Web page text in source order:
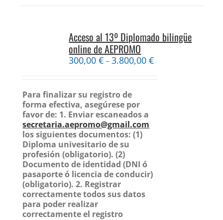
Acceso al 13º Diplomado bilingüe
online de AEPROMO
300,00€–3.800,00€
Para finalizar su registro de
forma efectiva, asegúrese por
favor de: 1. Enviar escaneados a
secretaria.aepromo@gmail.com
los siguientes documentos:(1)
Diploma univesitario de su
profesión (obligatorio).(2)
Documento de identidad (DNI ó
pasaporte ó licencia de conducir)
(obligatorio). 2. Registrar
correctamente todos sus datos
para poder realizar
correctamente el registro